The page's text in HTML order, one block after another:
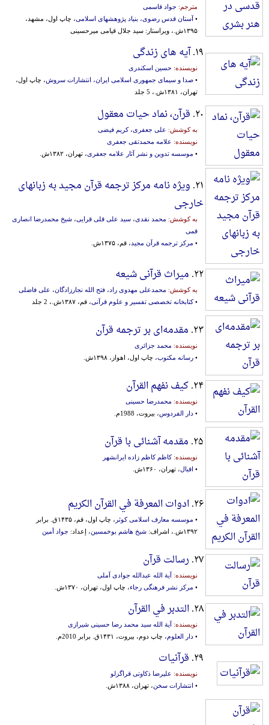
مترجم: جواد قاسمی
• آستان قدس رضوی، بنیاد پژوهشهای اسلامی، چاپ اول، مشهد،
۱۳۹۵ش.، ویراستار: سید جلال قیامی میرحسینی
۱۹. آیه های زندگی
نویسنده: حسین اسکندری
• صدا و سیمای جمهوری اسلامی ایران، انتشارات سروش، چاپ اول،
تهران، ۱۳۸۱ش.، 5 جلد
۲۰. قرآن، نماد حیات معقول
به کوشش: علی جعفری،کریم فیضی
نویسنده: علامه محمدتقی جعفری
• موسسه تدوین و نشر آثار علامه جعفری، تهران، ۱۳۸۲ش.
۲۱. ویژه نامه مرکز ترجمه قرآن مجید به زبانهای
خارجی
به کوشش: محمد نقدی، سید علی قلی قرایی، شیخ محمدرضا انصاری
قمی
• مرکز ترجمه قرآن مجید ، قم، ۱۳۷۵ش.
۲۲. میراث قرآنی شیعه
به کوشش: محمدعلی مهدوی راد ، فتح الله نجارزادگان، علی فاضلی
•کتابخانه تخصصی تفسیر و علوم قرآنی، قم، ۱۳۸۷ش.، 2 جلد
۲۳. مقدمه‌ای بر ترجمه قرآن
نویسنده: محمد جزائری
• رسانه مکتوب، چاپ اول، اهواز، ۱۳۹۸ش.
۲۴. کیف نفهم القرآن
نویسنده: محمدرضا حسینی
• دار الفردوس، بیروت، 1988م.
۲۵. مقدمه آشنائی با قرآن
نویسنده:کاظم کاظم زاده ایرانشهر
• اقبال، تهران، ۱۳۶۰ش.
۲۶. ادوات المعرفة في القرآن الکریم
• موسسه معارف اسلامی کوثر
، چاپ اول، قم، ۱۴۳۵ق. برابر
۱۳۹۲ش.، اشراف:
شیخ هاشم بوخمسین، إعداد: جواد أمین
۲۷. رسالت قرآن
نویسنده: آیة الله عبدالله جوادی آملی
• مرکز نشر فرهنگی رجاء، چاپ اول، تهران، ۱۳۷۰ش.
۲۸. التدبر في القرآن
نویسنده: آیة الله سید محمد رضا حسینی شیرازی
• دار العلوم، چاپ دوم، بیروت، ۱۴۳۱ق. برابر 2010م.
۲۹. قرآنیات
نویسنده: علیرضا ذکاوتی قراگزلو
• انتشارات سخن، تهران، ۱۳۸۸ش.